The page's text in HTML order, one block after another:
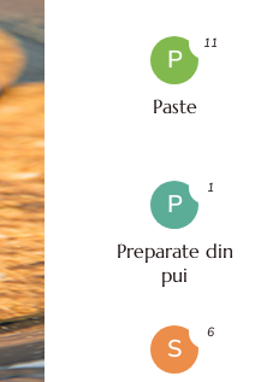
P
Paste
11
P
Preparate din
pui
1
S
6